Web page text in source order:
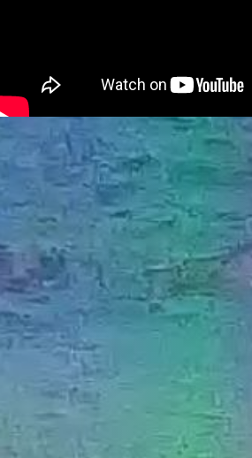
Povijest
KONTAKTIRAJTE
MEDIJI O
NAMA,
NAGRADE I
PRIZNANJA
DONACIJE
ZA NOVE
WEB
KAMERE
TERMS OF
PRIVACY